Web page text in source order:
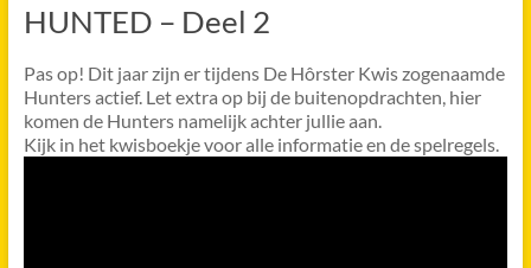
HUNTED – Deel 2
Pas op! Dit jaar zijn er tijdens De Hôrster Kwis zogenaamde
Hunters actief. Let extra op bij de buitenopdrachten, hier
komen de Hunters namelijk achter jullie aan.
Kijk in het kwisboekje voor alle informatie en de spelregels.